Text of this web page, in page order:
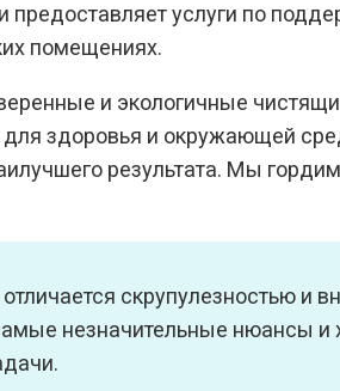
предоставляет услуги по
помещениях.
и экологичные
для здоровья и окружающей
результата. Мы
скрупулезностью и
незначительные нюансы и